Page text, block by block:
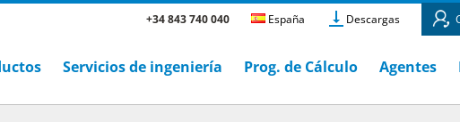
+34 843 740 040 España Descargas
Servicios de ingeniería Prog. de Cálculo Agentes